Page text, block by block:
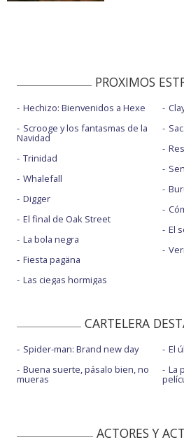
PROXIMOS
Hechizo: Bienvenidos a Hexe
Scrooge y los fantasmas de la
Navidad
Trinidad
Whalefall
Digger
El final de Oak Street
La bola negra
Fiesta pagäna
Las ciegas hormigas
El
CARTELERA
Spider-man: Brand new day
Buena suerte, pásalo bien, no
mueras
El
La
ACTORES Y